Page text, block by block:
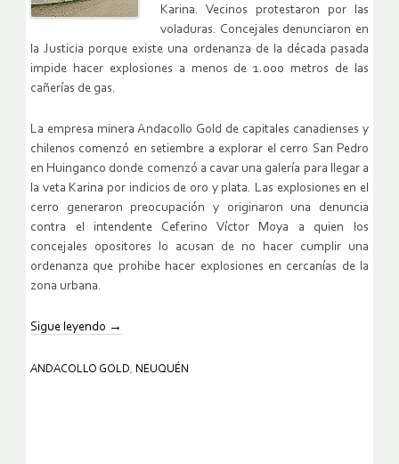
Karina. Vecinos protestaron por las
voladuras. Concejales denunciaron en
la Justicia porque existe una ordenanza de la década pasada
impide hacer explosiones a menos de 1.000 metros de las
cañerías de gas.
La empresa minera Andacollo Gold de capitales canadienses y
chilenos comenzó en setiembre a explorar el cerro San Pedro
en Huinganco donde comenzó a cavar una galería para llegar a
la veta Karina por indicios de oro y plata. Las explosiones en el
cerro generaron preocupación y originaron una denuncia
contra el intendente Ceferino Víctor Moya a quien los
concejales opositores lo acusan de no hacer cumplir una
ordenanza que prohibe hacer explosiones en cercanías de la
zona urbana.
Sigue leyendo →
ANDACOLLO GOLD, NEUQUÉN